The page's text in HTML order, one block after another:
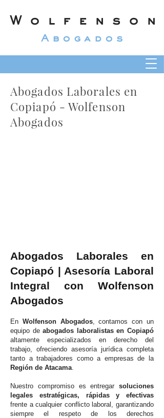
Wolfenson
Abogados
Abogados Laborales en
Copiapó - Wolfenson
Abogados
Abogados Laborales en
Copiapó | Asesoría Laboral
Integral con Wolfenson
Abogados
En Wolfenson Abogados, contamos con un
equipo deabogados laboralistas en Copiapó
altamente especializados en derecho del
trabajo, ofreciendo asesoría jurídica completa
tanto a trabajadores como a empresas de la
Región de Atacama.
Nuestro compromiso es entregar soluciones
legales estratégicas, rápidas y efectivas
frente a cualquier conflicto laboral, garantizando
siempre el respeto de los derechos